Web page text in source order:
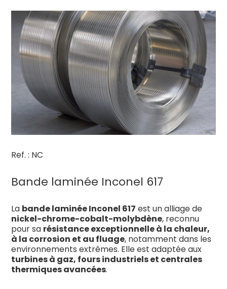
Ref. : NC
Bande laminée Inconel 617
La bande laminée Inconel 617 est un alliage de
nickel-chrome-cobalt-molybdène, reconnu
pour sa résistance exceptionnelle à la chaleur,
à la corrosion et au fluage, notamment dans les
environnements extrêmes. Elle est adaptée aux
turbines à gaz, fours industriels et centrales
thermiques avancées.